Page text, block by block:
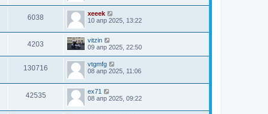
6038
xeeek
10 апр 2025, 13:22
4203
vitzin
09 апр 2025, 22:50
130716
vtgmfg
08 апр 2025, 11:06
42535
ex71
08 апр 2025, 09:22